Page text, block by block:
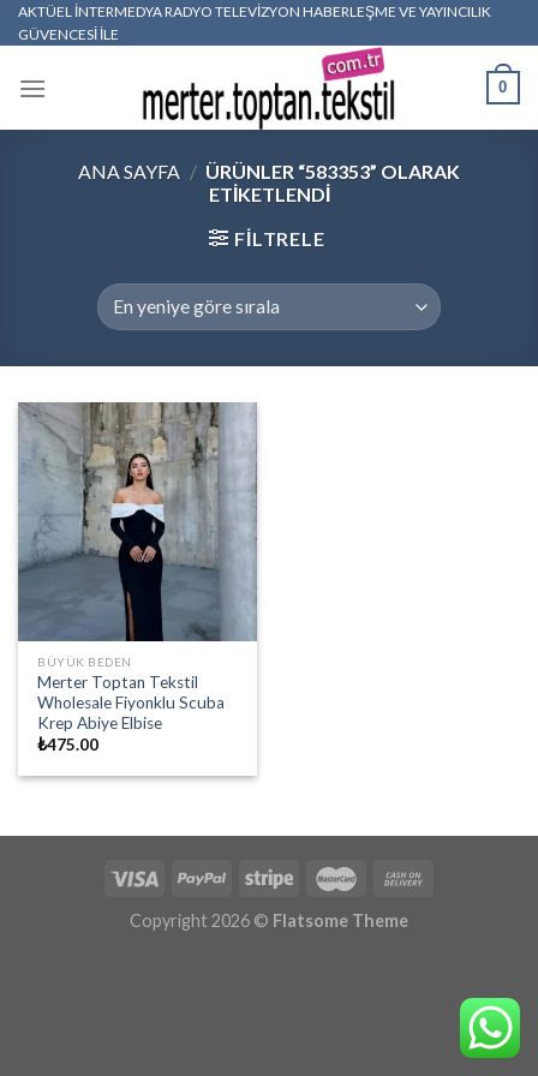
Skip
to
AKTÜEL İNTERMEDYA RADYO TELEVİZYON HABERLEŞME VE YAYINCILIK
GÜVENCESİ İLE
0
ANA SAYFA / ÜRÜNLER “583353” OLARAK
ETIKETLENDI
FILTRELE
BÜYÜK BEDEN
Merter Toptan Tekstil
Wholesale Fiyonklu Scuba
Krep Abiye Elbise
₺475.00
Copyright 2026 © Flatsome Theme